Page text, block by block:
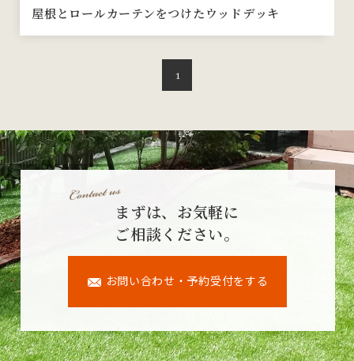
屋根とロールカーテンをつけたウッドデッキ
1
まずは、お気軽に
ご相談ください。
お問い合わせ・予約受付をする